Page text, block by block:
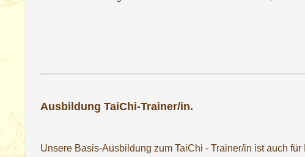
Ausbildung TaiChi-Trainer/in.
Unsere Basis-Ausbildung zum TaiChi - Trainer/in ist auch